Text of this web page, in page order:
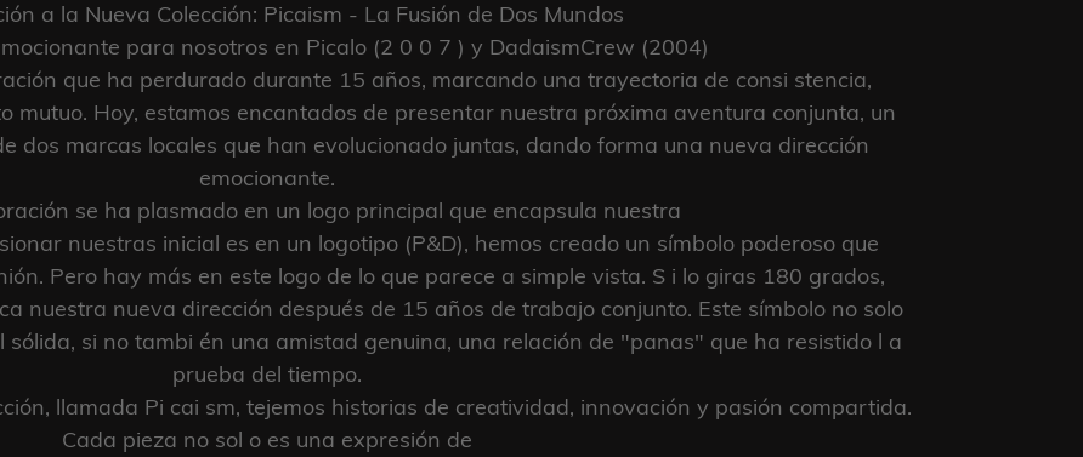
t
i
o
n
:
a la Nueva Colección: Picaism - La Fusión de Dos Mundos
para nosotros en Picalo (2 0 0 7 ) y DadaismCrew (2004)
que ha perdurado durante 15 años, marcando una trayectoria de consi stencia,
mutuo. Hoy, estamos encantados de presentar nuestra próxima aventura conjunta, un
dos marcas locales que han evolucionado juntas, dando forma una nueva dirección
emocionante.
se ha plasmado en un logo principal que encapsula nuestra
nuestras inicial es en un logotipo (P&D), hemos creado un símbolo poderoso que
Pero hay más en este logo de lo que parece a simple vista. S i lo giras 180 grados,
nuestra nueva dirección después de 15 años de trabajo conjunto. Este símbolo no solo
si no tambi én una amistad genuina, una relación de "panas" que ha resistido l a
prueba del tiempo.
llamada Pi cai sm, tejemos historias de creatividad, innovación y pasión compartida.
Cada pieza no sol o es una expresión de